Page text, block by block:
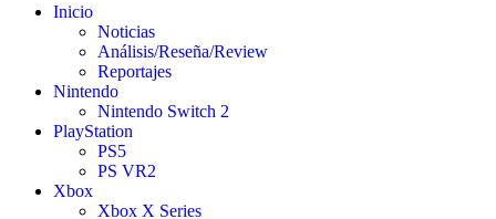
Inicio
Noticias
Análisis/Reseña/Review
Reportajes
Nintendo
Nintendo Switch 2
PlayStation
PS5
PS VR2
Xbox
Xbox X Series